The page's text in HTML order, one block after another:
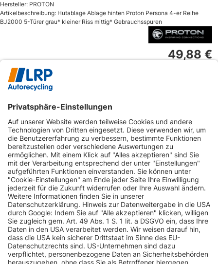
Hersteller: PROTON
Artikelbeschreibung: Hutablage Ablage hinten Proton Persona 4-er Reihe
BJ2000 5-Türer grau* kleiner Riss mittig* Gebrauchsspuren
49,88 €
1 2 3 ... 41
INFORMATIONEN
KUNDENSERVICE
INFORMATIONEN